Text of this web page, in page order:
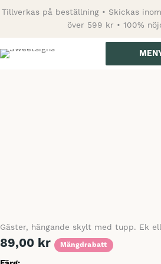
Tillverkas på beställning • Skickas
över 599 kr • 100%
Gäster, hängande skylt med tupp. Ek
89,00 kr Mängdrabatt